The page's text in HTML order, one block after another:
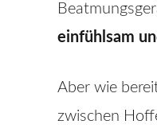
einfühlsam
Aber wie
zwischen